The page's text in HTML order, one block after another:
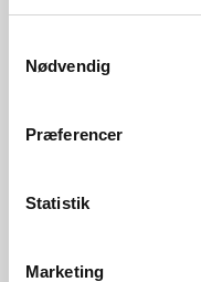
Nødvendig
Præferencer
Statistik
Marketing